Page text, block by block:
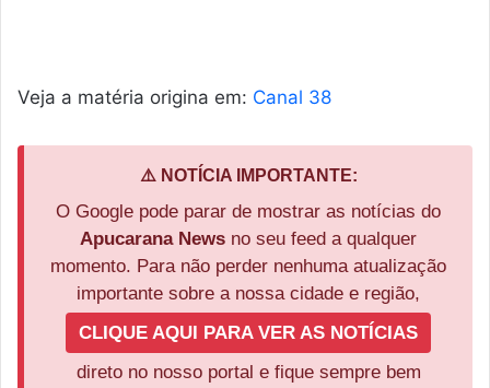
Veja a matéria origina em: Canal 38
⚠️ NOTÍCIA IMPORTANTE:
O Google pode parar de mostrar as notícias do
Apucarana News no seu feed a qualquer
momento. Para não perder nenhuma atualização
importante sobre a nossa cidade e região,
CLIQUE AQUI PARA VER AS NOTÍCIAS
direto no nosso portal e fique sempre bem